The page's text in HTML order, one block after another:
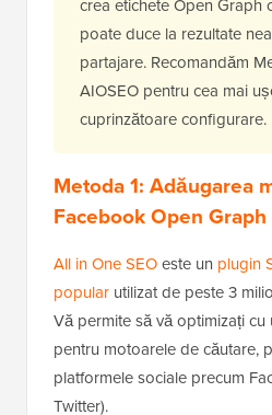
crea etichete Open Graph
poate duce la rezultate
partajare. Recomandăm
AIOSEO pentru cea mai
cuprinzătoare configurare.
Metoda 1: Adăugarea
Facebook Open Graph
All in One SEOeste un plugin
popular utilizat de peste 3
Vă permite să vă optimizați
pentru motoarele de căutare,
platformele sociale precum
Twitter).